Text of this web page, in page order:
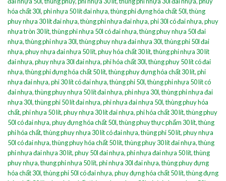
hóa chất 30l,phi nhựa 50 lít đai nhựa,thùng phi đựng hóa chất 50l,thùng
phuy nhựa 30 lít đai nhựa,thùng phi nhựa đai nhựa,phi 30l có đai nhựa,phuy
nhựa tròn 30 lít,thùng phi nhựa 50l có đai nhựa,thùng phuy nhựa 50l đai
nhựa,thùng phi nhựa 30l,thùng phuy nhựa đai nhựa 30l,thùng phi 50l đai
nhựa,phuy nhựa đai nhựa 50 lít,phuy hóa chất 30 lít,thùng phi nhựa 30 lít
đai nhựa,phuy nhựa 30l đai nhựa,phi hóa chất 30l,thùng phuy 50 lít có đai
nhựa,thùng phi đựng hóa chất 50 lít,thùng phuy đựng hóa chất 30 lít,phi
nhựa đai nhựa,phi 30 lít có đai nhựa,thùng phi 50l,thùng phi nhựa 50 lít có
đai nhựa,thùng phuy nhựa 50 lít đai nhựa,phi nhựa 30l,thùng phi nhựa đai
nhựa 30l,thùng phi 50 lít đai nhựa,phi nhựa đai nhựa 50l,thùng phuy hóa
chất,phi nhựa 50 lít,phuy nhựa 30 lít đai nhựa,phi hóa chất 30 lít,thùng phuy
50l có đai nhựa,phuy đựng hóa chất 50l,thùng phuy thực phẩm 30 lít,thùng
phi hóa chất,thùng phuy nhựa 30 lít có đai nhựa,thùng phi 50 lít,phuy nhựa
50l có đai nhựa,thùng phuy hóa chất 50 lít,thùng phuy 30 lít đai nhựa,thùng
phi nhựa đai nhựa 30 lít,phuy 50l đai nhựa,phi nhựa đai nhựa 50 lít,thùng
phuy nhựa,thung phi nhựa 50 lít,phi nhựa 30l đai nhựa,thùng phuy đựng
hóa chất 30l,thùng phi 50l có đai nhựa,phuy đựng hóa chất 50 lít,thùng đựng